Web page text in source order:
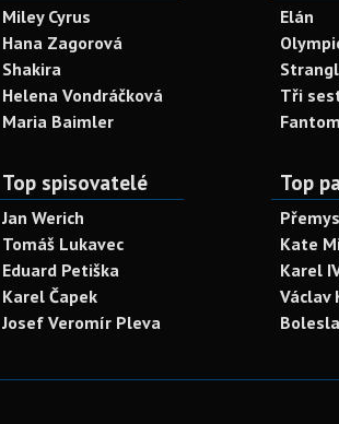
Miley Cyrus
Hana Zagorová
Shakira
Helena Vondráčková
Maria Baimler
Elán
Tři
Fantom
Top spisovatelé
Jan Werich
Tomáš Lukavec
Eduard Petiška
Karel Čapek
Josef Veromír Pleva
Top
Kate
Karel
Václav